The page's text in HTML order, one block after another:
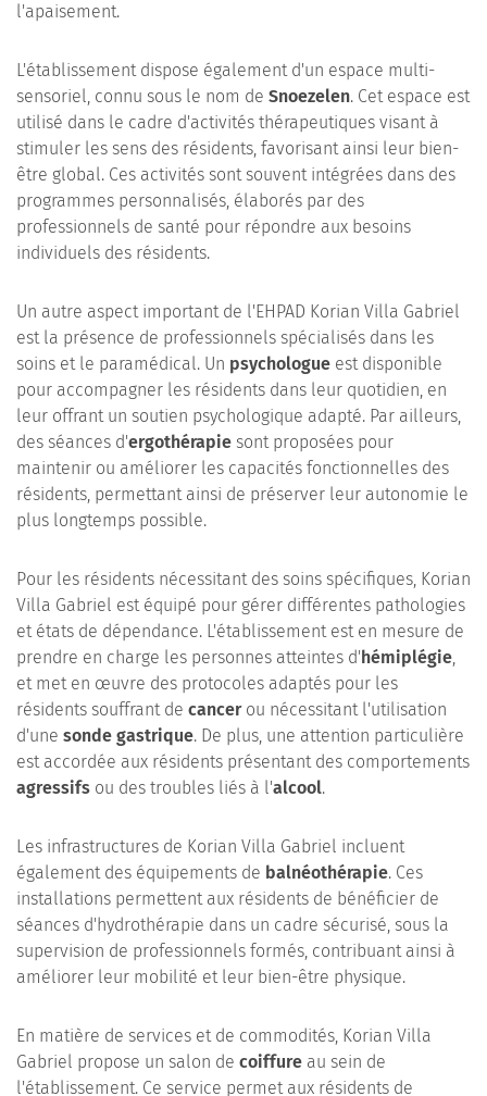
l'apaisement.
L'établissement dispose également d'un espace multi-
sensoriel, connu sous le nom de Snoezelen. Cet espace est
utilisé dans le cadre d'activités thérapeutiques visant à
stimuler les sens des résidents, favorisant ainsi leur bien-
être global. Ces activités sont souvent intégrées dans des
programmes personnalisés, élaborés par des
professionnels de santé pour répondre aux besoins
individuels des résidents.
Un autre aspect important de l'EHPAD Korian Villa Gabriel
est la présence de professionnels spécialisés dans les
soins et le paramédical. Un psychologue est disponible
pour accompagner les résidents dans leur quotidien, en
leur offrant un soutien psychologique adapté. Par ailleurs,
des séances d'ergothérapie sont proposées pour
maintenir ou améliorer les capacités fonctionnelles des
résidents, permettant ainsi de préserver leur autonomie le
plus longtemps possible.
Pour les résidents nécessitant des soins spécifiques, Korian
Villa Gabriel est équipé pour gérer différentes pathologies
et états de dépendance. L'établissement est en mesure de
prendre en charge les personnes atteintes d'hémiplégie,
et met en œuvre des protocoles adaptés pour les
résidents souffrant de cancerou nécessitant l'utilisation
d'une sonde gastrique. De plus, une attention particulière
est accordée aux résidents présentant des comportements
agressifs ou des troubles liés à l'alcool.
Les infrastructures de Korian Villa Gabriel incluent
également des équipements de balnéothérapie. Ces
installations permettent aux résidents de bénéficier de
séances d'hydrothérapie dans un cadre sécurisé, sous la
supervision de professionnels formés, contribuant ainsi à
améliorer leur mobilité et leur bien-être physique.
En matière de services et de commodités, Korian Villa
Gabriel propose un salon de coiffure au sein de
l'établissement. Ce service permet aux résidents de